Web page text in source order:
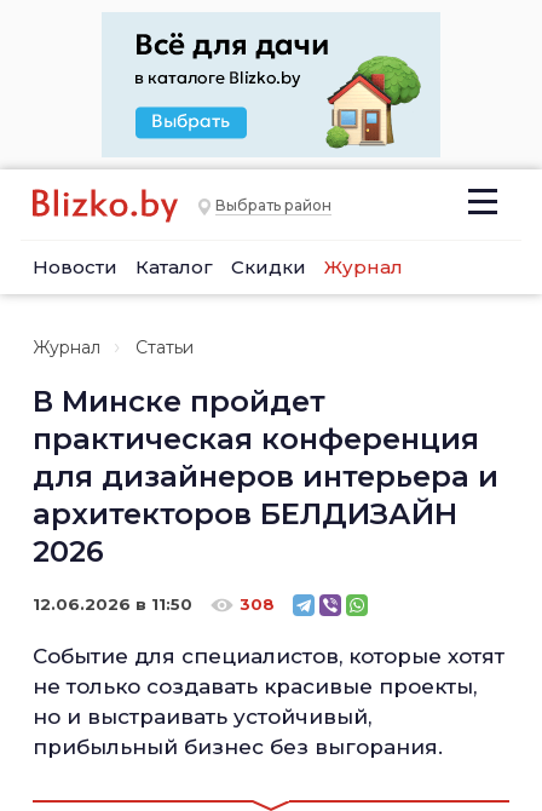
Выбрать район
Новости Каталог Скидки Журнал
Журнал Статьи
В Минске пройдет
практическая конференция
для дизайнеров интерьера и
архитекторов БЕЛДИЗАЙН
2026
12.06.2026 в 11:50 308
Событие для специалистов, которые хотят
не только создавать красивые проекты,
но и выстраивать устойчивый,
прибыльный бизнес без выгорания.